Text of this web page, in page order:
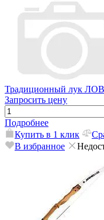
Традиционный лук
Запросить цену
Подробнее
Купить в 1 клик
В избранное